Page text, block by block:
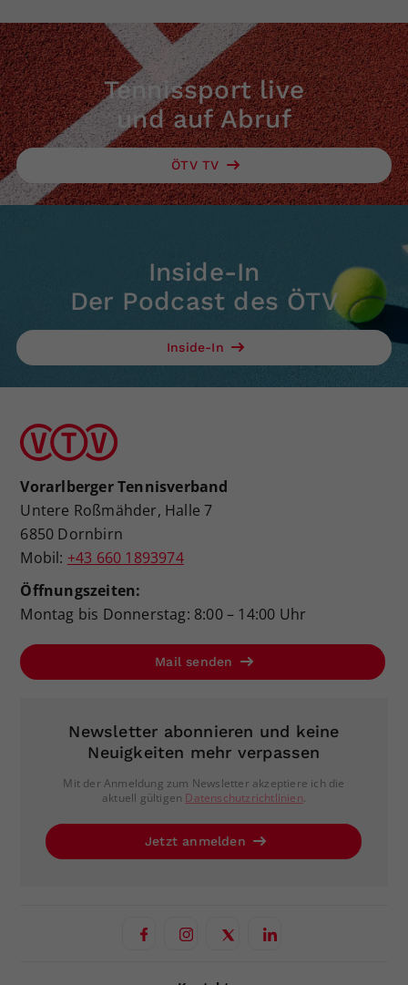
Tennissport live
und auf Abruf
ÖTV TV
Inside-In
Der Podcast des ÖTV
Inside-In
Vorarlberger Tennisverband
Untere Roßmähder, Halle 7
6850 Dornbirn
Mobil: +43 660 1893974
Öffnungszeiten:
Montag bis Donnerstag: 8:00 – 14:00 Uhr
Mail senden
Newsletter abonnieren und keine
Neuigkeiten mehr verpassen
Mit der Anmeldung zum Newsletter akzeptiere ich die
aktuell gültigen Datenschutzrichtlinien.
Jetzt anmelden